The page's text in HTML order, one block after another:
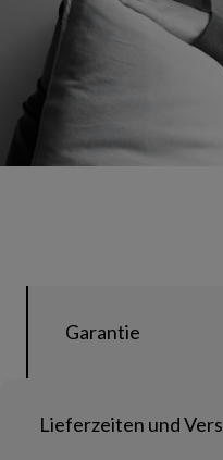
Garantie
Lieferzeiten und